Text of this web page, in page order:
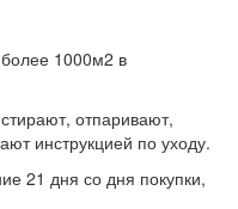
1000м2 в
отпаривают,
инструкцией по уходу.
21 дня со дня покупки,